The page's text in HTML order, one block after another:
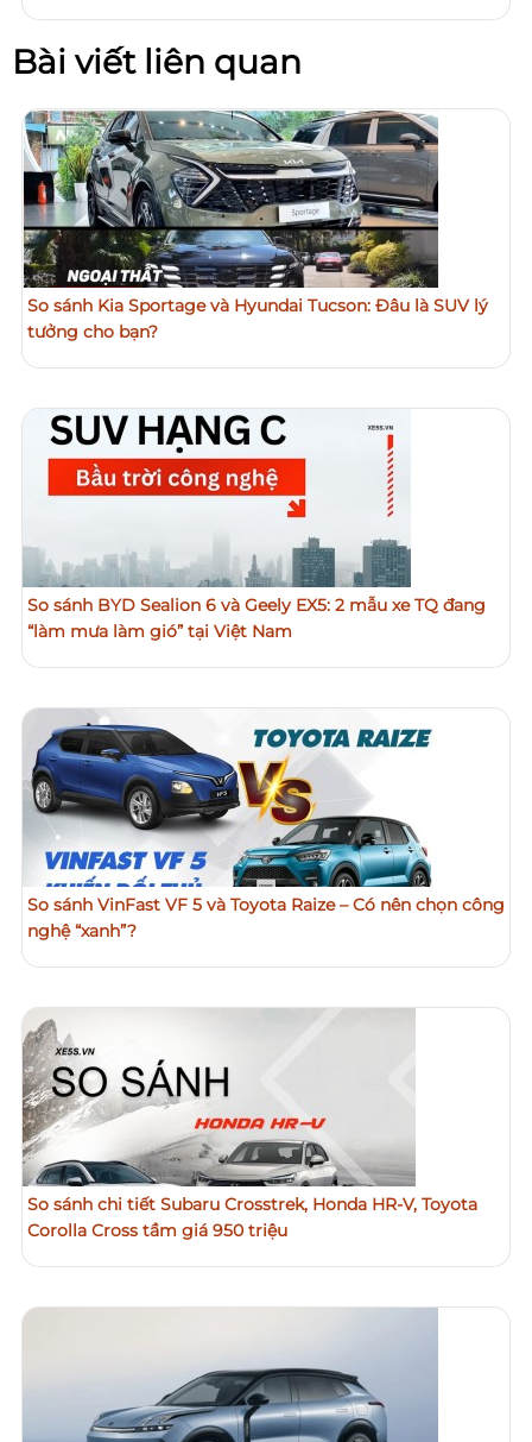
Bài viết liên quan
So sánh Kia Sportage và Hyundai Tucson: Đâu là SUV lý
tưởng cho bạn?
So sánh BYD Sealion 6 và Geely EX5: 2 mẫu xe TQ đang
“làm mưa làm gió” tại Việt Nam
So sánh VinFast VF 5 và Toyota Raize – Có nên chọn công
nghệ “xanh”?
So sánh chi tiết Subaru Crosstrek, Honda HR-V, Toyota
Corolla Cross tầm giá 950 triệu